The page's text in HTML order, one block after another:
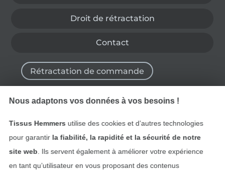
Droit de rétractation
Contact
Rétractation de commande
Nous adaptons vos données à vos besoins !
Tissus Hemmers utilise des cookies et d’autres technologies
pour garantir la fiabilité, la rapidité et la sécurité de notre
site web . Ils servent également à améliorer votre expérience
en tant qu’utilisateur en vous proposant des contenus